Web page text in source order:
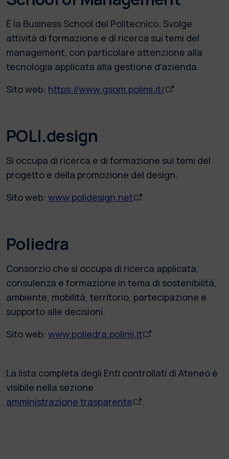
È la Business School del Politecnico. Svolge
attività di formazione e di ricerca sui temi del
management, con particolare attenzione alla
tecnologia applicata alla gestione d'azienda.
Sito web: https://www.gsom.polimi.it/
POLI.design
Si occupa di ricerca e di formazione sui temi del
progetto e della promozione del design.
Sito web: www.polidesign.net
Poliedra
Consorzio che si occupa di ricerca applicata,
consulenza e formazione in tema di sostenibilità,
ambiente, mobilità, territorio, partecipazione e
supporto alle decisioni.
Sito web: www.poliedra.polimi.it
La lista completa degli Enti controllati di Ateneo è
visibile nella sezione
amministrazione trasparente
.